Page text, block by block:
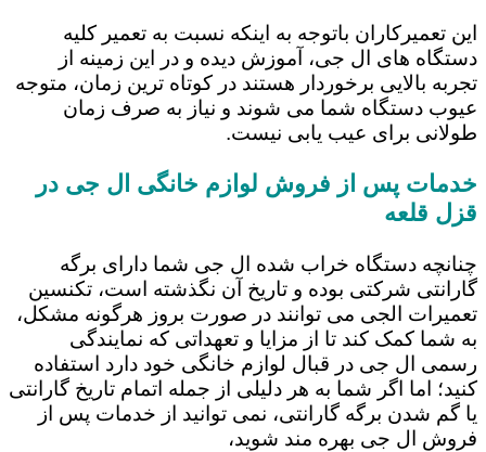
این تعمیرکاران باتوجه به اینکه نسبت به تعمیر کلیه
دستگاه های ال جی، آموزش دیده و در این زمینه از
تجربه بالایی برخوردار هستند در کوتاه ترین زمان، متوجه
عیوب دستگاه شما می شوند و نیاز به صرف زمان
طولانی برای عیب یابی نیست.
خدمات پس از فروش لوازم خانگی ال جی در
قزل قلعه
چنانچه دستگاه خراب شده ال جی شما دارای برگه
گارانتی شرکتی بوده و تاریخ آن نگذشته است، تکنسین
تعمیرات الجی می توانند در صورت بروز هرگونه مشکل،
به شما کمک کند تا از مزایا و تعهداتی که نمایندگی
رسمی ال جی در قبال لوازم خانگی خود دارد استفاده
کنید؛ اما اگر شما به هر دلیلی از جمله اتمام تاریخ گارانتی
یا گم شدن برگه گارانتی، نمی توانید از خدمات پس از
فروش ال جی بهره مند شوید،